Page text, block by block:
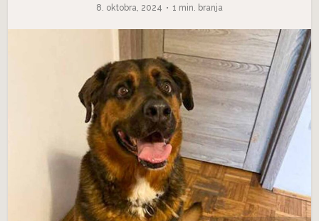
8. oktobra, 2024 1 min. branja